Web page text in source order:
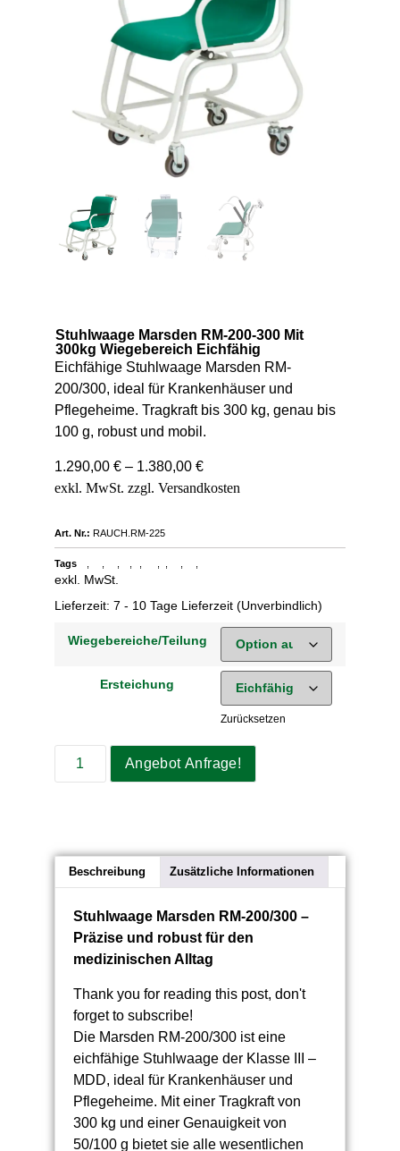
Stuhlwaage Marsden RM-200-300 Mit
300kg Wiegebereich Eichfähig
Eichfähige Stuhlwaage Marsden RM-
200/300, ideal für Krankenhäuser und
Pflegeheime. Tragkraft bis 300 kg, genau bis
100 g, robust und mobil.
1.290,00 €– 1.380,00 €
Art. Nr.: RAUCH.RM-225
Tags
exkl. MwSt.
Lieferzeit: 7 - 10 Tage Lieferzeit (Unverbindlich)
Wiegebereiche/Teilung
Ersteichung
Zurücksetzen
Angebot Anfrage!
Beschreibung Zusätzliche Informationen
Stuhlwaage Marsden RM-200/300 –
Präzise und robust für den
medizinischen Alltag
Thank you for reading this post, don't
forget to subscribe!
Die Marsden RM-200/300 ist eine
eichfähige Stuhlwaage der Klasse III –
MDD, ideal für Krankenhäuser und
Pflegeheime. Mit einer Tragkraft von
300 kg und einer Genauigkeit von
50/100 g bietet sie alle wesentlichen